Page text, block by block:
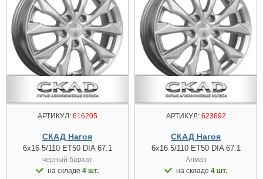
АРТИКУЛ:616205
СКАД Нагоя
6x16 5/110 ET50 DIA 67.1
черный бархат
на складе 4 шт.
АРТИКУЛ:623692
СКАД Нагоя
6x16 5/110 ET50 DIA 67.1
Алмаз
на складе 4 шт.